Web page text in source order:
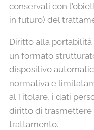
conservati con
in futuro) del
Diritto alla
un formato
dispositivo
normativa e
al Titolare, i dati
diritto di trasmettere
trattamento.